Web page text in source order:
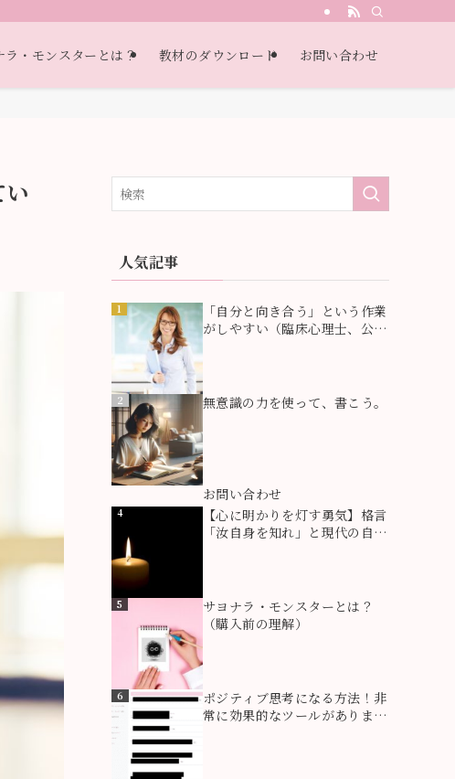
解・自己受容・過去受容）
ラ・モンスターとは？ 教材のダウンロード お問い合わせ
人気記事
1
「自分と向き合う」という作業
がしやすい（臨床心理士、公認
2 無意識の力を使って、書こう。
お問い合わせ
4
【心に明かりを灯す勇気】格言
「汝自身を知れ」と現代の自己
5
サヨナラ・モンスターとは？
（購入前の理解）
6
ポジティブ思考になる方法！非
常に効果的なツールがありま